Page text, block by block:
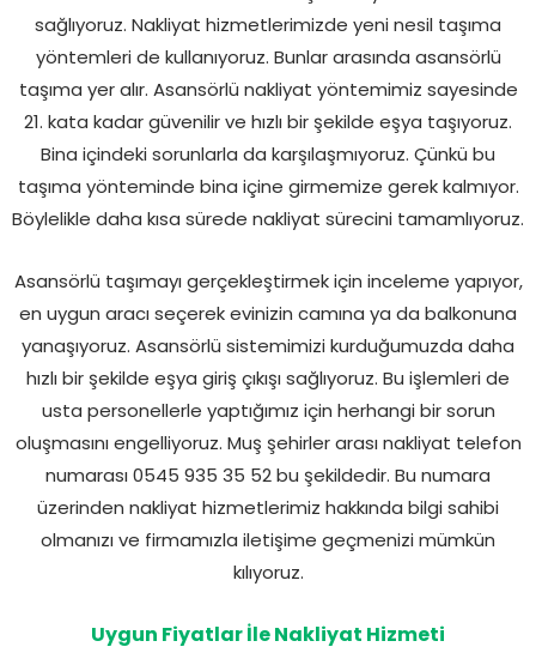
sağlıyoruz. Nakliyat hizmetlerimizde yeni nesil taşıma
yöntemleri de kullanıyoruz. Bunlar arasında asansörlü
taşıma yer alır. Asansörlü nakliyat yöntemimiz sayesinde
21. kata kadar güvenilir ve hızlı bir şekilde eşya taşıyoruz.
Bina içindeki sorunlarla da karşılaşmıyoruz. Çünkü bu
taşıma yönteminde bina içine girmemize gerek kalmıyor.
Böylelikle daha kısa sürede nakliyat sürecini tamamlıyoruz.
Asansörlü taşımayı gerçekleştirmek için inceleme yapıyor,
en uygun aracı seçerek evinizin camına ya da balkonuna
yanaşıyoruz. Asansörlü sistemimizi kurduğumuzda daha
hızlı bir şekilde eşya giriş çıkışı sağlıyoruz. Bu işlemleri de
usta personellerle yaptığımız için herhangi bir sorun
oluşmasını engelliyoruz. Muş şehirler arası nakliyat telefon
numarası 0545 935 35 52 bu şekildedir. Bu numara
üzerinden nakliyat hizmetlerimiz hakkında bilgi sahibi
olmanızı ve firmamızla iletişime geçmenizi mümkün
kılıyoruz.
Uygun Fiyatlar İle Nakliyat Hizmeti